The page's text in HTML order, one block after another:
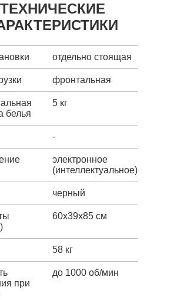
ТЕХНИЧЕСКИЕ
отдельно стоящая
фронтальная
белья
5 кг
-
электронное
(интеллектуальное)
черный
60x39x85 см
58 кг
при
до 1000 об/мин